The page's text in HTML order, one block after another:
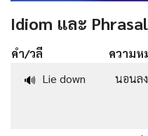
Idiom และ
คำ/วลี ความห
🔊 Lie down นอนลง